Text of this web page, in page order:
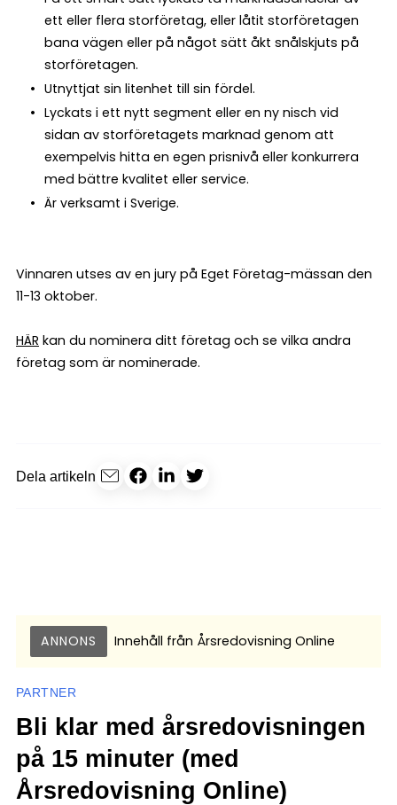
ett eller flera storföretag, eller låtit storföretagen
bana vägen eller på något sätt åkt snålskjuts på
storföretagen.
Utnyttjat sin litenhet till sin fördel.
Lyckats i ett nytt segment eller en ny nisch vid
sidan av storföretagets marknad genom att
exempelvis hitta en egen prisnivå eller konkurrera
med bättre kvalitet eller service.
Är verksamt i Sverige.
Vinnaren utses av en jury på Eget Företag-mässan den
11-13 oktober.
HÄR kan du nominera ditt företag och se vilka andra
företag som är nominerade.
Dela artikeln
ANNONS Innehåll från Årsredovisning Online
PARTNER
Bli klar med årsredovisningen
på 15 minuter (med
Årsredovisning Online)